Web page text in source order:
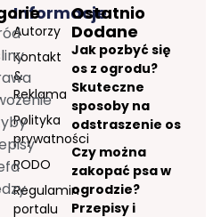
Informacje
Autorzy
Kontakt
&
Reklama
Polityka
prywatności
RODO
Regulamin
portalu
Ostatnio
Dodane
Jak pozbyć się
os z ogrodu?
Skuteczne
sposoby na
odstraszenie os
Czy można
zakopać psa w
ogrodzie?
Przepisy i